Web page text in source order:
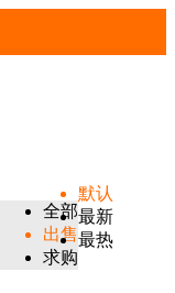
全部
出售
求购
默认
最新
最热